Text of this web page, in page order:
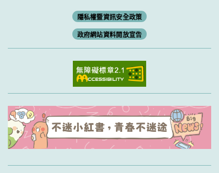
隱私權暨資訊安全政策
政府網站資料開放宣告